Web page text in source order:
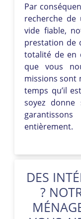
Par
recherche
vide fiable,
prestation de
totalité de en
que vous
missions sont
temps qu’il
soyez donne
entièrement.
DES
?